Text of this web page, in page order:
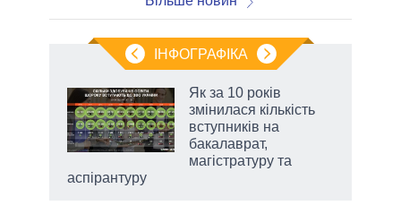
ІНФОГРАФІКА
Як за 10 років
змінилася кількість
вступників на
бакалаврат,
магістратуру та
аспірантуру